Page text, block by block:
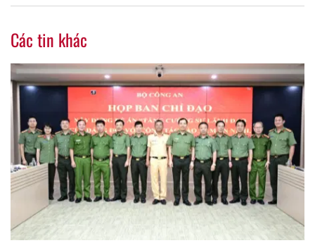
Các tin khác